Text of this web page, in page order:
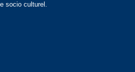
socio culturel.